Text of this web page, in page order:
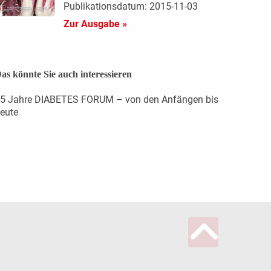
Publikationsdatum: 2015-11-03
Zur Ausgabe »
könnte Sie auch interessieren
Jahre DIABETES FORUM – von den Anfängen bis